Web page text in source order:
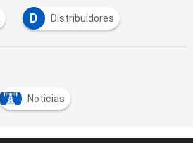
D Distribuidores
Noticias